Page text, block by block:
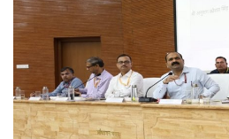
Lifestyle
Career
Tech